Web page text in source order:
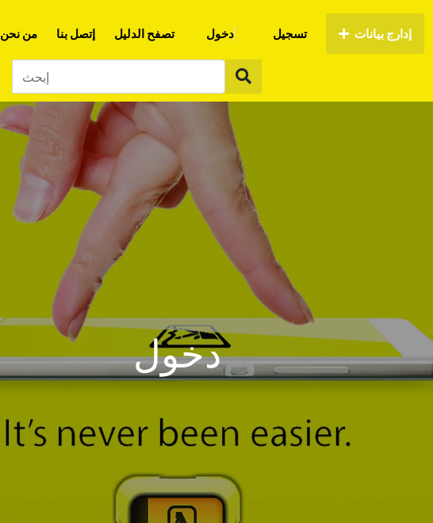
من نحن إتصل بنا تصفح الدليل دخول تسجيل إدارج بيانات
دخول